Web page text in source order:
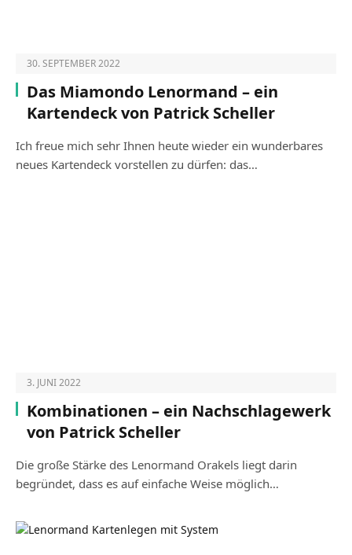
30. SEPTEMBER 2022
Das Miamondo Lenormand – ein
Kartendeck von Patrick Scheller
Ich freue mich sehr Ihnen heute wieder ein wunderbares
neues Kartendeck vorstellen zu dürfen: das…
3. JUNI 2022
Kombinationen – ein Nachschlagewerk
von Patrick Scheller
Die große Stärke des Lenormand Orakels liegt darin
begründet, dass es auf einfache Weise möglich…